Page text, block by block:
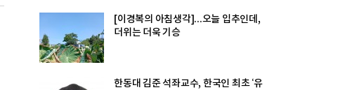
[이경복의 아침생각]...오늘 입추인데,
더위는 더욱 기승
한동대 김준 석좌교수, 한국인 최초 ‘유